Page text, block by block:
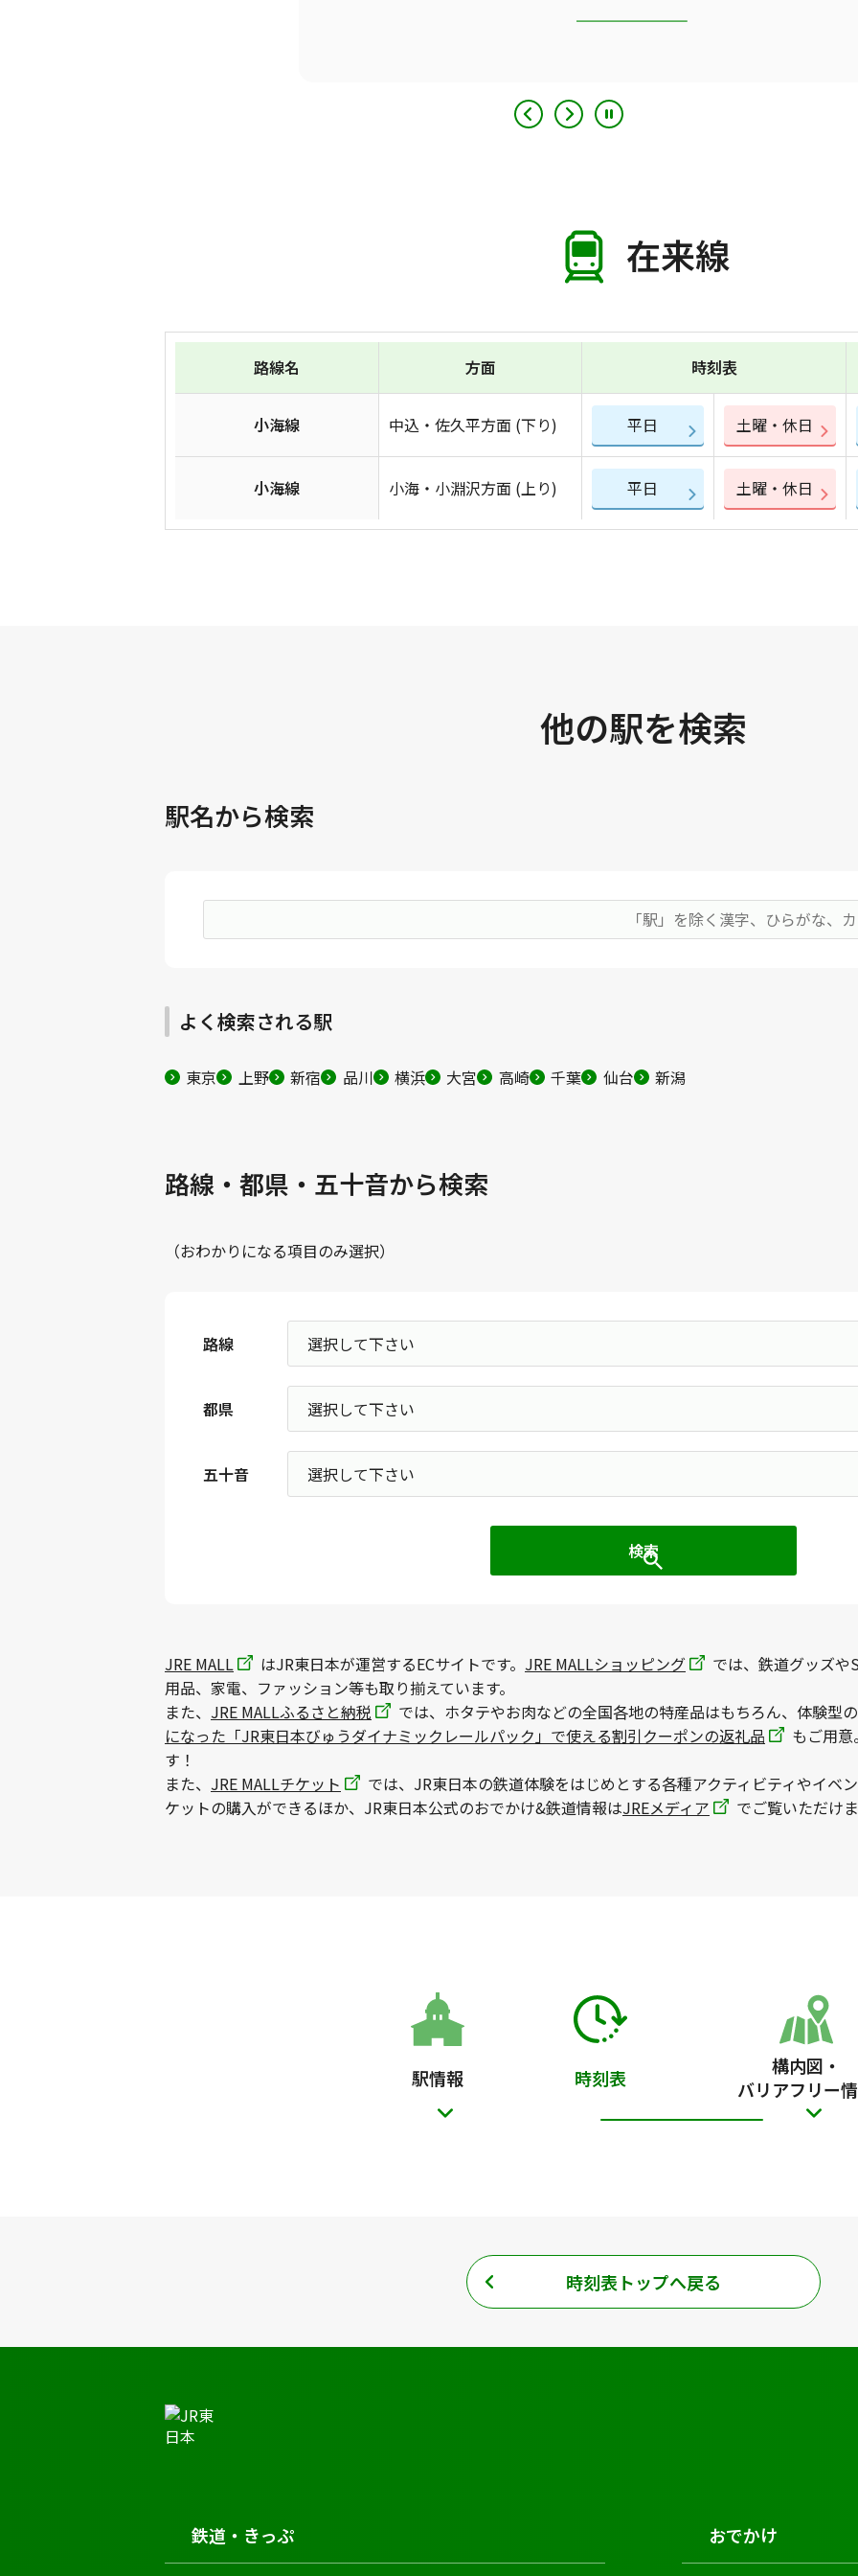
在来線
路線名 方面 時刻表
小海線 中込・佐久平方面 (下り) 平日 土曜・休日
小海線 小海・小淵沢方面 (上り) 平日 土曜・休日
他の駅を検索
駅名から検索
よく検索される駅
東京 上野 新宿 品川 横浜 大宮 高崎 千葉 仙台 新潟
路線・都県・五十音から検索
（おわかりになる項目のみ選択）
路線
都県
五十音
JRE MALL はJR東日本が運営するECサイトです。 JRE MALLショッピング
では、鉄道グッズ
用品、家電、ファッション等も取り揃えています。
また、 JRE MALLふるさと納税
では、ホタテやお肉などの全国各地の特産品はもちろん、体験型
になった「JR東日本びゅうダイナミックレールパック」で使える割引クーポンの返礼品
もご用
す！
また、 JRE MALLチケット
では、JR東日本の鉄道体験をはじめとする各種アクティビティやイベ
ケットの購入ができるほか、JR東日本公式のおでかけ&鉄道情報はJREメディア でご覧いただけ
駅情報 時刻表
構内図・
バリアフリー
時刻表トップへ戻る
鉄道・きっぷ おでかけ